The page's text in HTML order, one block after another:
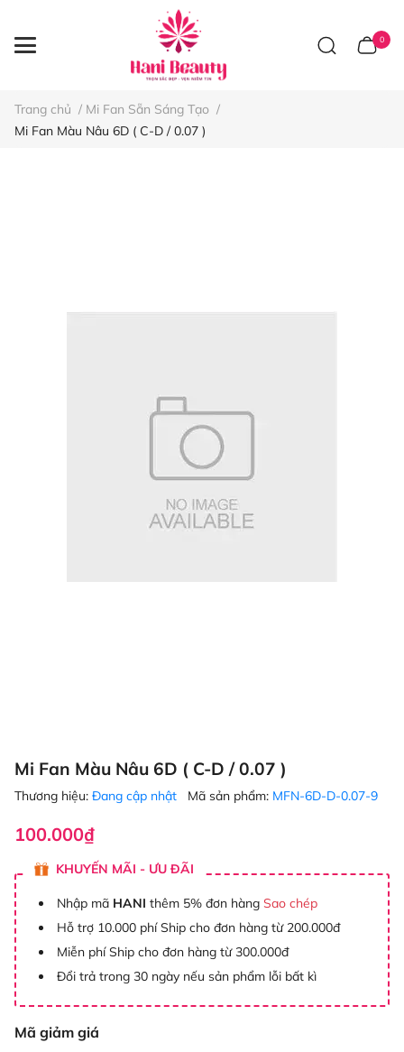
0
Trang chủ / Mi Fan Sẵn Sáng Tạo /
Mi Fan Màu Nâu 6D ( C-D / 0.07 )
Mi Fan Màu Nâu 6D ( C-D / 0.07 )
Thương hiệu: Đang cập nhật Mã sản phẩm: MFN-6D-D-0.07-9
100.000₫
KHUYẾN MÃI - ƯU ĐÃI
Nhập mã HANI thêm 5% đơn hàng Sao chép
Hỗ trợ 10.000 phí Ship cho đơn hàng từ 200.000đ
Miễn phí Ship cho đơn hàng từ 300.000đ
Đổi trả trong 30 ngày nếu sản phẩm lỗi bất kì
Mã giảm giá